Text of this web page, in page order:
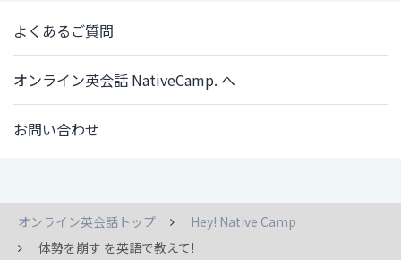
よくあるご質問
オンライン英会話 NativeCamp. へ
お問い合わせ
オンライン英会話トップ
Hey! Native Camp
体勢を崩す を英語で教えて!